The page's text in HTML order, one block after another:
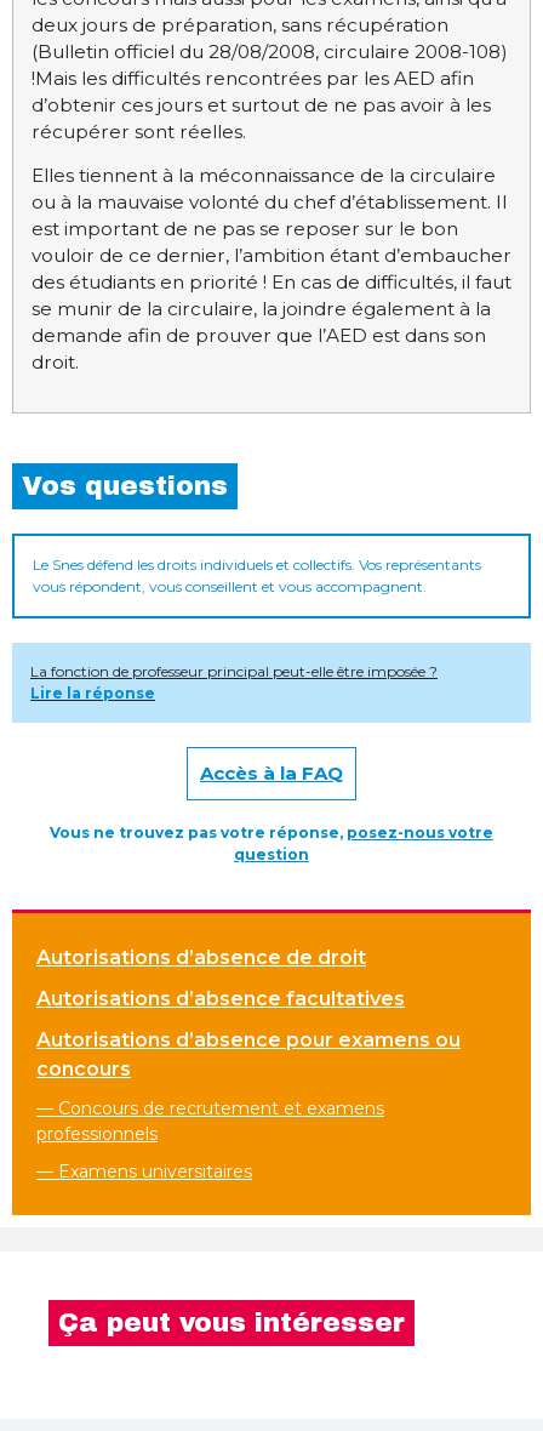
deux jours de préparation, sans récupération
(Bulletin officiel du 28/08/2008, circulaire 2008-108)
!Mais les difficultés rencontrées par les AED afin
d’obtenir ces jours et surtout de ne pas avoir à les
récupérer sont réelles.
Elles tiennent à la méconnaissance de la circulaire
ou à la mauvaise volonté du chef d’établissement. Il
est important de ne pas se reposer sur le bon
vouloir de ce dernier, l’ambition étant d’embaucher
des étudiants en priorité ! En cas de difficultés, il faut
se munir de la circulaire, la joindre également à la
demande afin de prouver que l’AED est dans son
droit.
Vos questions
Le Snes défend les droits individuels et collectifs. Vos représentants
vous répondent, vous conseillent et vous accompagnent.
La fonction de professeur principal peut-elle être imposée ?
Lire la réponse
Accès à la FAQ
Vous ne trouvez pas votre réponse, posez-nous votre
question
Autorisations d’absence de droit
Autorisations d’absence facultatives
Autorisations d’absence pour examens ou
concours
— Concours de recrutement et examens
professionnels
— Examens universitaires
Ça peut vous intéresser